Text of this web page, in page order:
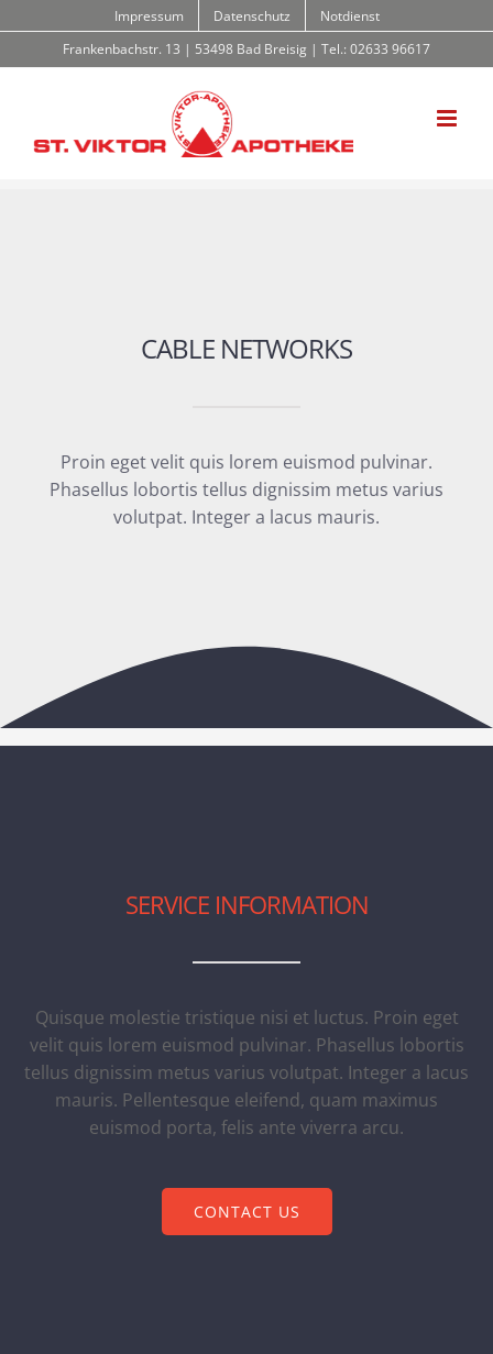
Inhalt
springen
Impressum Datenschutz
Notdienst
Frankenbachstr. 13 | 53498 Bad Breisig | Tel.: 02633 96617
CABLE NETWORKS
Proin eget velit quis lorem euismod pulvinar.
Phasellus lobortis tellus dignissim metus varius
volutpat. Integer a lacus mauris.
SERVICE INFORMATION
Quisque molestie tristique nisi et luctus. Proin eget
velit quis lorem euismod pulvinar. Phasellus lobortis
tellus dignissim metus varius volutpat. Integer a lacus
mauris. Pellentesque eleifend, quam maximus
euismod porta, felis ante viverra arcu.
CONTACT US